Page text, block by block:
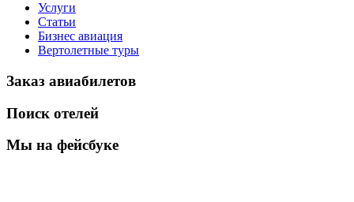
Услуги
Статьи
Бизнес авиация
Вертолетные туры
Заказ авиабилетов
Поиск отелей
Мы на фейсбуке